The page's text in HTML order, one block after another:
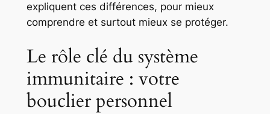
expliquent ces différences, pour mieux
comprendre et surtout mieux se protéger.
Le rôle clé du système
immunitaire : votre
bouclier personnel